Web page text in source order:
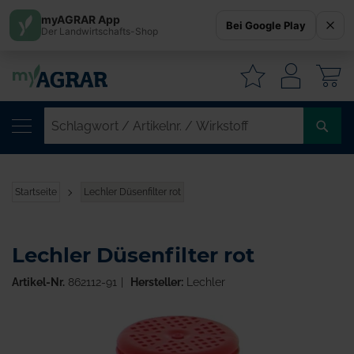
Startseite Lechler Düsenfilter rot
Lechler Düsenfilter rot
Artikel-Nr. 862112-91 Hersteller:Lechler
myAGRAR App
Der Landwirtschafts-Shop Bei Google Play